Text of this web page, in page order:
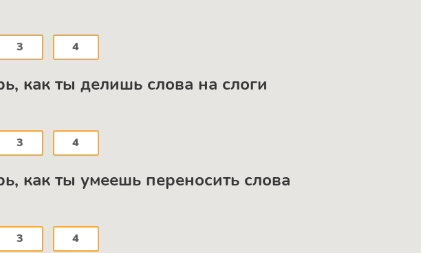
3 4
как ты делишь слова на слоги
3 4
как ты умеешь переносить слова
3 4